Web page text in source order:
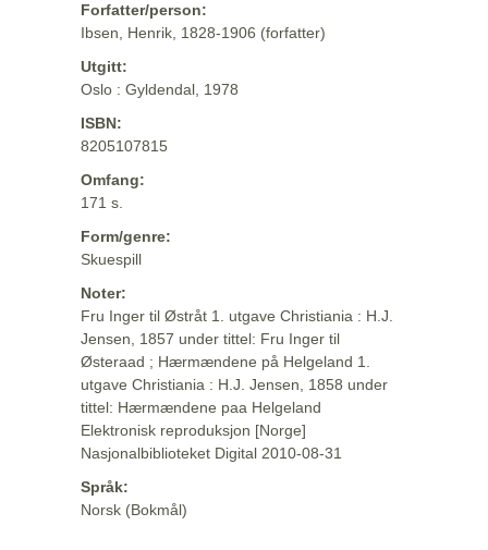
Forfatter/person:
Ibsen, Henrik, 1828-1906 (forfatter)
Utgitt:
Oslo : Gyldendal, 1978
ISBN:
8205107815
Omfang:
171 s.
Form/genre:
Skuespill
Noter:
Fru Inger til Østråt 1. utgave Christiania : H.J.
Jensen, 1857 under tittel: Fru Inger til
Østeraad ; Hærmændene på Helgeland 1.
utgave Christiania : H.J. Jensen, 1858 under
tittel: Hærmændene paa Helgeland
Elektronisk reproduksjon [Norge]
Nasjonalbiblioteket Digital 2010-08-31
Språk:
Norsk (Bokmål)